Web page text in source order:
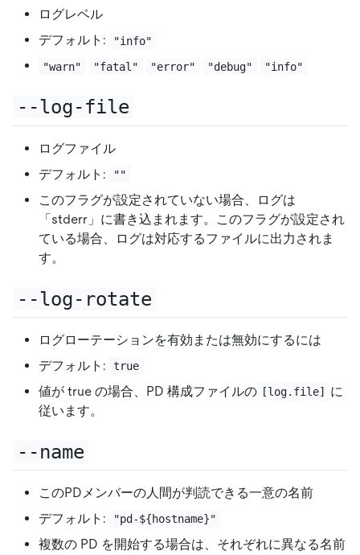
ログレベル
デフォルト:
"info"
"warn"
"fatal" "error" "debug" "info"
--log-file
ログファイル
デフォルト:
""
このフラグが設定されていない場合、ログは
「stderr」に書き込まれます。このフラグが設定され
ている場合、ログは対応するファイルに出力されま
す。
--log-rotate
ログローテーションを有効または無効にするには
デフォルト:
true
値が true の場合、PD 構成ファイルの [log.file]
に
従います。
--name
このPDメンバーの人間が判読できる一意の名前
デフォルト:
"pd-${hostname}"
複数の PD を開始する場合は、それぞれに異なる名前